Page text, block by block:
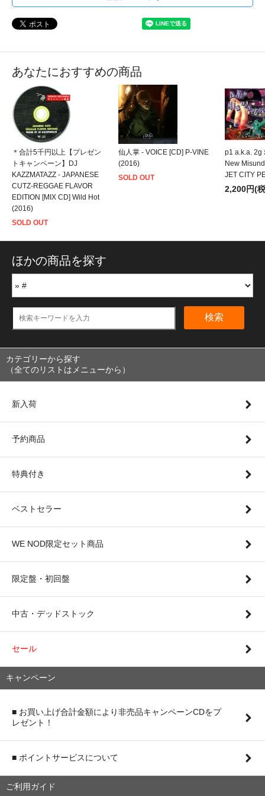
あなたにおすすめの商品
＊合計5千円以上【プレゼン
トキャンペーン】DJ
KAZZMATAZZ - JAPANESE
CUTZ-REGGAE FLAVOR
EDITION [MIX CD] Wild Hot
(2016)
SOLD OUT
仙人掌 - VOICE [CD] P-VINE
(2016)
SOLD OUT
p1 a.k.a. 2g
New
JET CITY
2,200円(
ほかの商品を探す
検索
カテゴリーから探す
（全てのリストはメニューから）
新入荷
予約商品
特典付き
ベストセラー
WE NOD限定セット商品
限定盤・初回盤
中古・デッドストック
セール
キャンペーン
■ お買い上げ合計金額により非売品キャンペーンCDをプ
レゼント！
■ ポイントサービスについて
ご利用ガイド